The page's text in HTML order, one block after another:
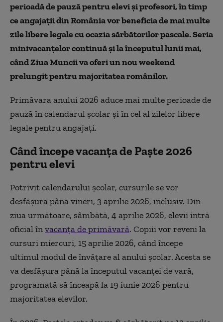
perioadă de pauză pentru elevi și profesori, în timp
ce angajații din România vor beneficia de mai multe
zile libere legale cu ocazia sărbătorilor pascale. Seria
minivacanțelor continuă și la începutul lunii mai,
când Ziua Muncii va oferi un nou weekend
prelungit pentru majoritatea românilor.
Primăvara anului 2026 aduce mai multe perioade de
pauză în calendarul școlar și în cel al zilelor libere
legale pentru angajați.
Când începe vacanța de Paște 2026
pentru elevi
Potrivit calendarului școlar, cursurile se vor
desfășura până vineri, 3 aprilie 2026, inclusiv. Din
ziua următoare, sâmbătă, 4 aprilie 2026, elevii intră
oficial învacanța de primăvară. Copiii vor reveni la
cursuri miercuri, 15 aprilie 2026, când începe
ultimul modul de învățare al anului școlar. Acesta se
va desfășura până la începutul vacanței de vară,
programată să înceapă la 19 iunie 2026 pentru
majoritatea elevilor.